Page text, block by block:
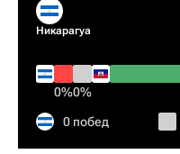
Никарагуа
0%0%
0 побед